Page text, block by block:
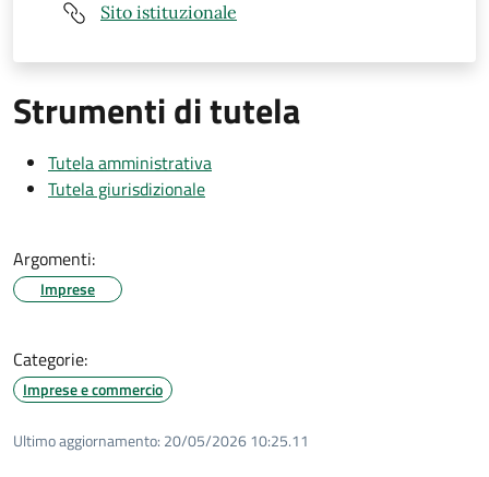
Sito istituzionale
Strumenti di tutela
Tutela amministrativa
Tutela giurisdizionale
Argomenti:
Imprese
Categorie:
Imprese e commercio
Ultimo aggiornamento: 20/05/2026 10:25.11